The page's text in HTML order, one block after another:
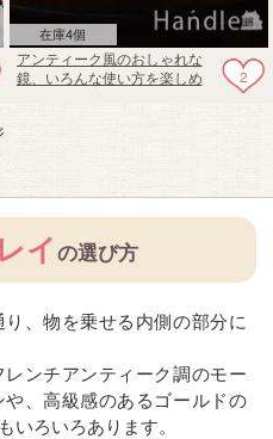
在庫4個
2
アンティーク風のおしゃれな
鏡、いろんな使い方を楽しめ
イの選び方
、物を乗せる内側の部分に
ンチアンティーク調のモー
、高級感のあるゴールドの
いろいろあります。